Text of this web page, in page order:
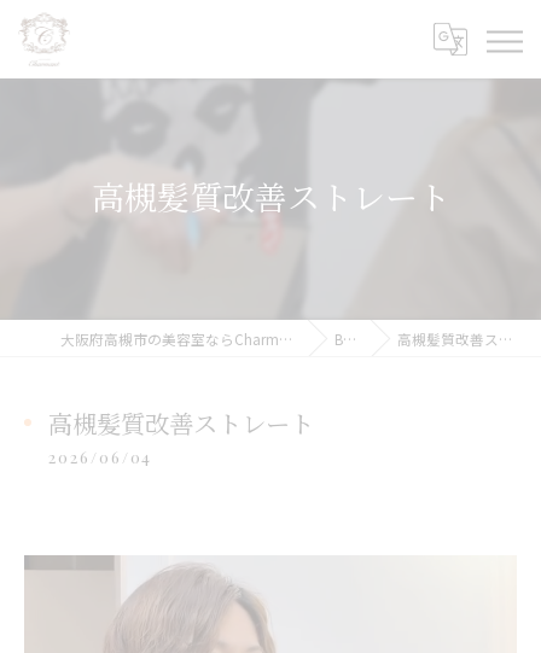
高槻髪質改善ストレート
大阪府高槻市の美容室ならCharmant シェルマン BLOG 高槻髪質改善ストレート
高槻髪質改善ストレート
2026/06/04